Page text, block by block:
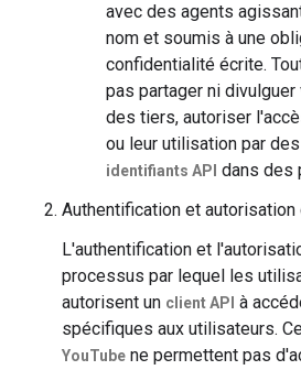
avec des agents
nom et soumis à une
confidentialité écrite.
pas partager ni divulguer
des tiers, autoriser
ou leur utilisation par
identifiants API dans des
Authentification et
L'authentification et
processus par lequel les
autorisent un client API à
spécifiques aux utilisateurs.
YouTube ne permettent pas